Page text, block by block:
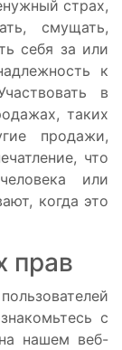
страх,
смущать,
себя за или
к
в
таких
продажи,
что
или
когда это
прав
с
нашем веб-